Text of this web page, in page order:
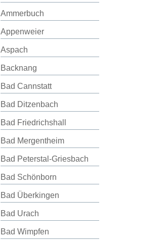
Ammerbuch
Appenweier
Aspach
Backnang
Bad Cannstatt
Bad Ditzenbach
Bad Friedrichshall
Bad Mergentheim
Bad Peterstal-Griesbach
Bad Schönborn
Bad Überkingen
Bad Urach
Bad Wimpfen